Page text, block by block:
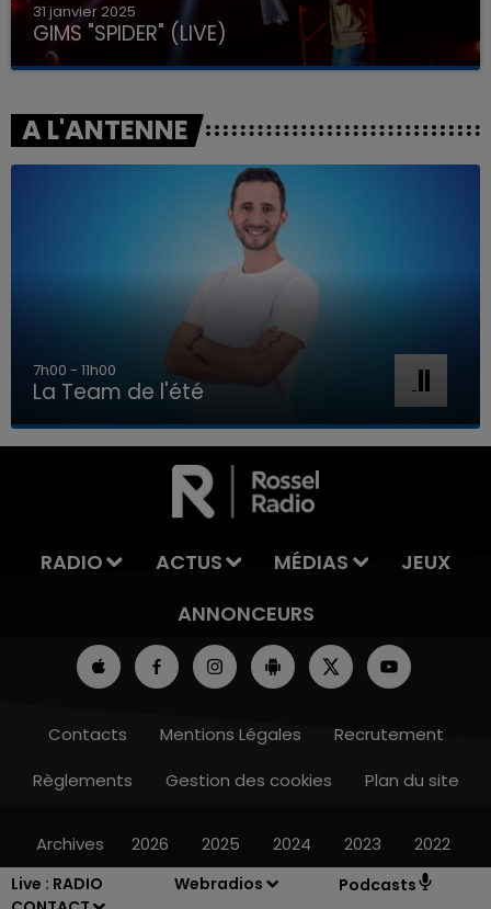
Live : RADIO
Webradios Podcasts
LA TEAM DE L'ÉTÉ
31 janvier 2025
GIMS "SPIDER" (LIVE)
A L'ANTENNE
7h00 - 11h00
La Team de l'été
RADIO ACTUS MÉDIAS
JEUX
ANNONCEURS
Contacts Mentions Légales
Recrutement
Règlements
Gestion des cookies Plan du site
Archives 2026 2025 2024 2023 2022